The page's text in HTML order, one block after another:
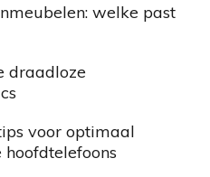
welke past
draadloze
voor optimaal